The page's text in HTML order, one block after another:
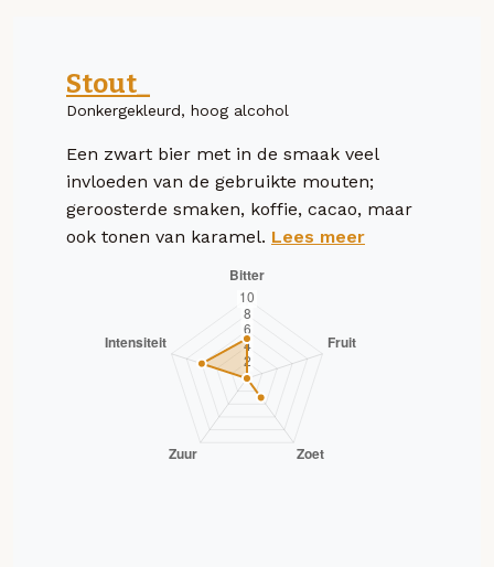
Stout_
Donkergekleurd, hoog alcohol
Een zwart bier met in de smaak veel
invloeden van de gebruikte mouten;
geroosterde smaken, koffie, cacao, maar
ook tonen van karamel. Lees meer